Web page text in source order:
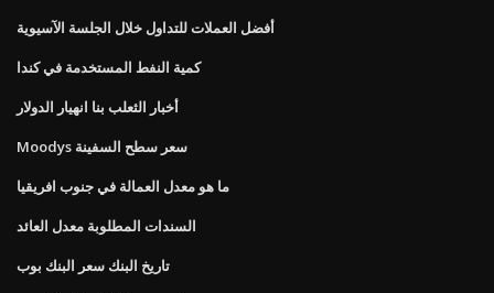
أفضل العملات للتداول خلال الجلسة الآسيوية
كمية النفط المستخدمة في كندا
أخبار الثعلب بنا انهيار الدولار
Moodys سعر سطح السفينة
ما هو معدل العمالة في جنوب افريقيا
السندات المطلوبة معدل العائد
تاريخ البنك سعر البنك بوب